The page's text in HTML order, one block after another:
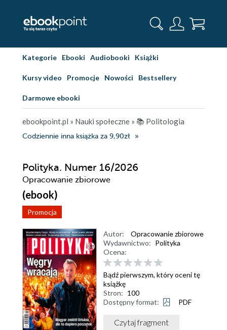
Kategorie Ebooki Audiobooki Książki
Kursy video Promocje Nowości Bestsellery
Darmowe ebooki
ebookpoint.pl » Nauki społeczne » 📚 Politologia
Codziennie inna książka za 9,90zł
Polityka. Numer 16/2026
Opracowanie zbiorowe
(ebook)
Promocja
Autor:
Opracowanie zbiorowe
Wydawnictwo: Polityka
Ocena:
Bądź pierwszym, który oceni tę
książkę
Stron: 100
Dostępny format:
PDF
Czytaj fragment